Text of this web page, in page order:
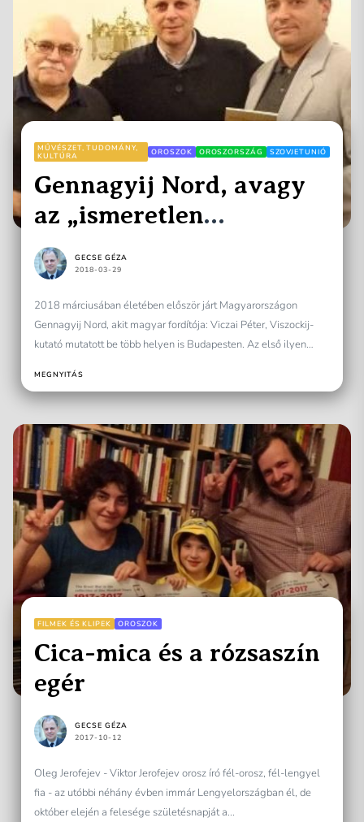
MŰVÉSZET, TUDOMÁNY,
KULTÚRA
OROSZOK OROSZORSZÁG SZOVJETUNIÓ
Gennagyij Nord, avagy
az „ismeretlen
Viszockij”
GECSE GÉZA
2018-03-29
2018 márciusában életében először járt Magyarországon
Gennagyij Nord, akit magyar fordítója: Viczai Péter, Viszockij-
kutató mutatott be több helyen is Budapesten. Az első ilyen
MEGNYITÁS
FILMEK ÉS KLIPEK OROSZOK
Cica-mica és a rózsaszín
egér
GECSE GÉZA
2017-10-12
Oleg Jerofejev - Viktor Jerofejev orosz író fél-orosz, fél-lengyel
fia - az utóbbi néhány évben immár Lengyelországban él, de
október elején a felesége születésnapját a...